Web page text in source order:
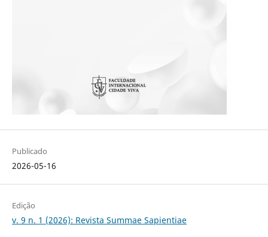
Publicado
2026-05-16
Edição
v. 9 n. 1 (2026): Revista Summae Sapientiae